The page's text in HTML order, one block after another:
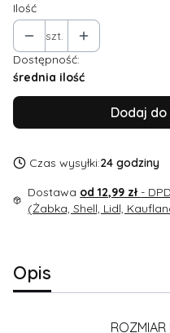
Ilość
szt.
Dostępność:
średnia ilość
Dodaj
Czas wysyłki:24 godziny
Dostawa od 12,99 zł -
(Żabka, Shell, Lidl,
Opis
ROZMIAR